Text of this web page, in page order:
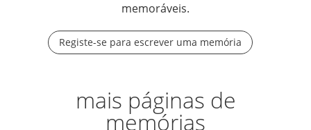
memoráveis.
Registe-se para escrever uma memória
mais páginas de
memórias